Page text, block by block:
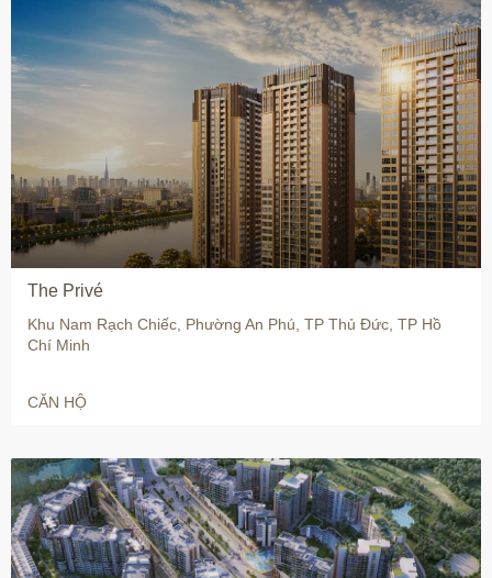
The Privé
Khu Nam Rạch Chiếc, Phường An Phú, TP Thủ Đức, TP Hồ
Chí Minh
CĂN HỘ